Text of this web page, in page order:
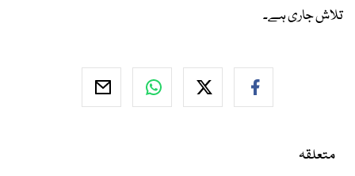
تلاش جاری ہے۔
متعلقہ